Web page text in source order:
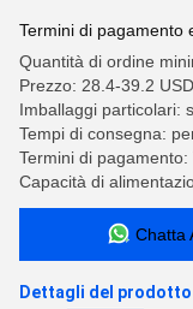
Termini di pagamento
Quantità di ordine
Prezzo: 28.4-39.2
Imballaggi particolari:
Tempi di consegna:
Termini di
Capacità di
Chatta
Dettagli del prodotto